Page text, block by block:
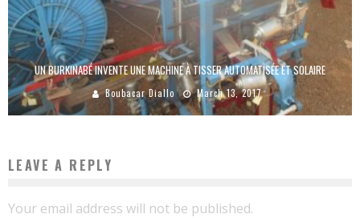
UN BURKINABÉ INVENTE UNE MACHINE À TISSER AUTOMATISÉE ET SOLAIRE
Boubacar Diallo March 13, 2017
LEAVE A REPLY
Your email address will not be published.